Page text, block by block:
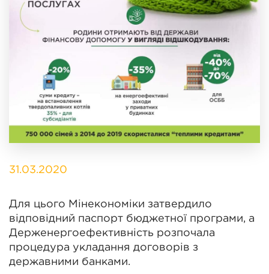
31.03.2020
Для цього Мінекономіки затвердило
відповідний паспорт бюджетної програми, а
Держенергоефективність розпочала
процедура укладання договорів з
державними банками.